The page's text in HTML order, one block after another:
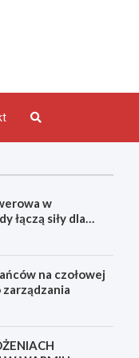
w
łączą siły dla
na czołowej